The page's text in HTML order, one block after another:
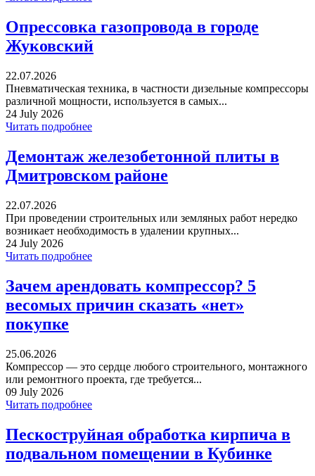
Опрессовка газопровода в городе
Жуковский
22.07.2026
Пневматическая техника, в частности дизельные компрессоры
различной мощности, используется в самых...
24 July 2026
Читать подробнее
Демонтаж железобетонной плиты в
Дмитровском районе
22.07.2026
При проведении строительных или земляных работ нередко
возникает необходимость в удалении крупных...
24 July 2026
Читать подробнее
Зачем арендовать компрессор? 5
весомых причин сказать «нет»
покупке
25.06.2026
Компрессор — это сердце любого строительного, монтажного
или ремонтного проекта, где требуется...
09 July 2026
Читать подробнее
Пескоструйная обработка кирпича в
подвальном помещении в Кубинке